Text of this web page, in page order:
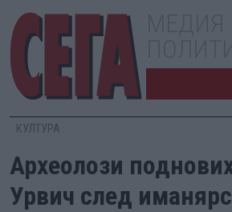
КУЛТУРА
Археолози
Урвич след